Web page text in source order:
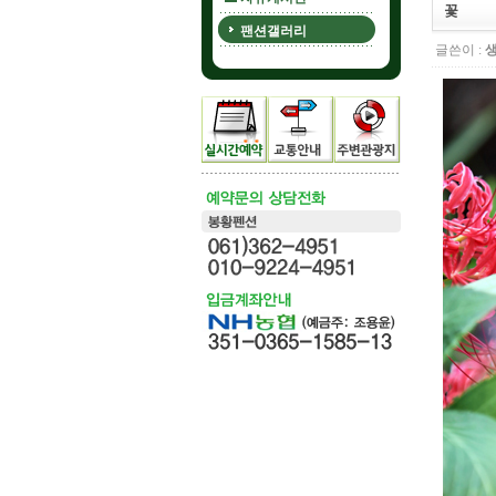
팬션갤러리
꽃
글쓴이 :